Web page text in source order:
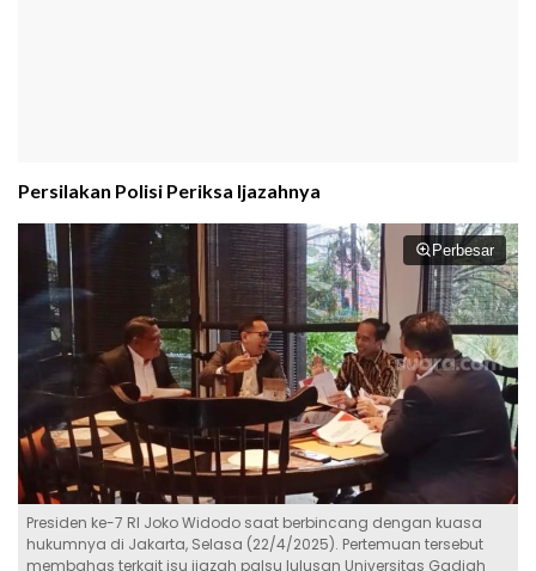
Persilakan Polisi Periksa Ijazahnya
Perbesar
Presiden ke-7 RI Joko Widodo saat berbincang dengan kuasa
hukumnya di Jakarta, Selasa (22/4/2025). Pertemuan tersebut
membahas terkait isu ijazah palsu lulusan Universitas Gadjah